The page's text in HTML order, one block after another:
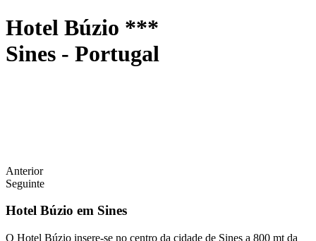
Hotel Búzio ***
Sines - Portugal
Anterior
Seguinte
Hotel Búzio em Sines
O Hotel Búzio insere-se no centro da cidade de Sines a 800 mt da